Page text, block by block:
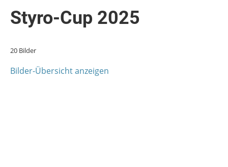
Styro-Cup 2025
20 Bilder
Bilder-Übersicht anzeigen